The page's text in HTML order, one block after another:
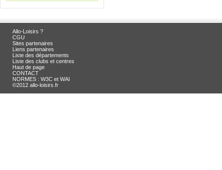
Allo-Loisirs ?
CGU
Sites partenaires
Liens partenaires
Liste des départements
Liste des clubs et centres
Haut de page
CONTACT
NORMES : W3C et WAI
©2012 allo-loisirs.fr